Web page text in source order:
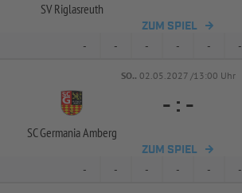
SV Riglasreuth
ZUM SPIEL
- - - - - -
SO.. 02.05.2027 /13:00 Uhr
SC Germania Amberg
- : -
ZUM SPIEL
- - - - - -